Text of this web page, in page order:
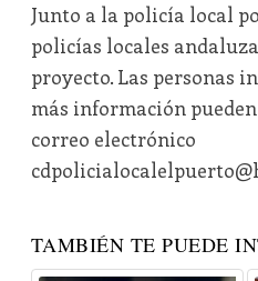
Junto a la policía local
policías locales
proyecto. Las personas
más información
correo electrónico
TAMBIÉN TE PUEDE